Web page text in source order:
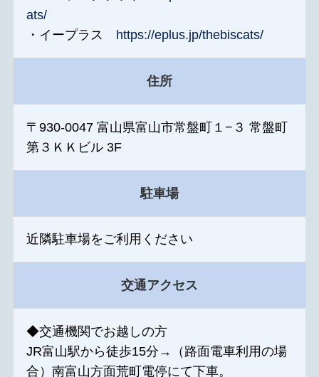
ats/
・イープラス
https://eplus.jp/thebiscats/
住所
〒930-0047 富山県富山市常盤町１−３ 常盤町
第３ＫＫビル 3F
駐車場
近隣駐車場をご利用ください
交通アクセス
◆交通機関でお越しの方
JR富山駅から徒歩15分→（路面電車利用の場
合）南富山方面荒町電停にて下車。